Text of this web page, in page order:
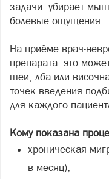
задачи: убирает
болевые ощущения.
На приёме врач-
препарата: это
шеи, лба или
точек введения
для каждого
Кому показана
хроническая
в месяц);